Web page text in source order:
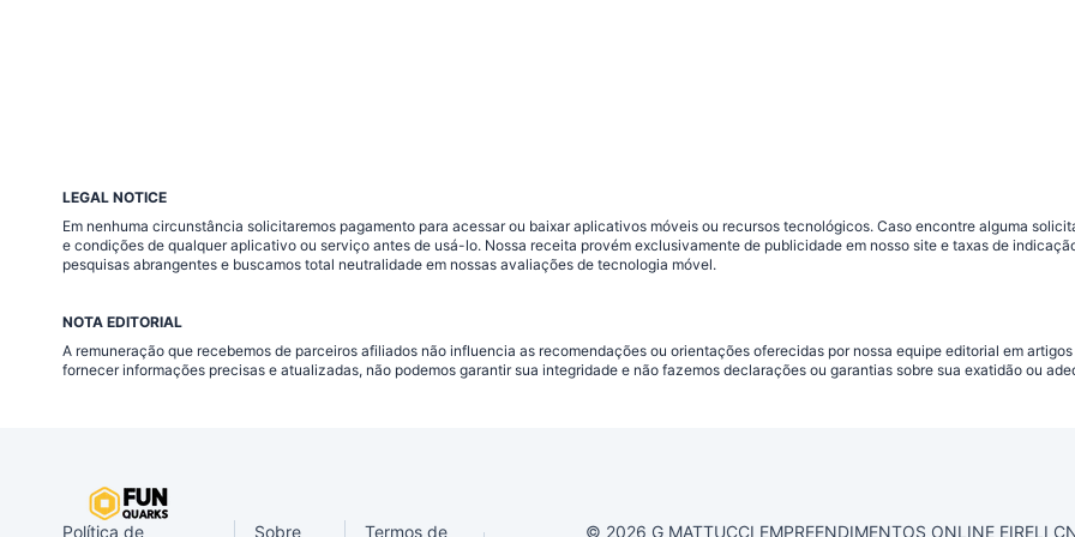
LEGAL NOTICE
Em nenhuma circunstância solicitaremos pagamento para acessar ou baixar aplicativos móveis ou recursos tecnológicos. Caso encontre alguma
e condições de qualquer aplicativo ou serviço antes de usá-lo. Nossa receita provém exclusivamente de publicidade em nosso site e taxas de
pesquisas abrangentes e buscamos total neutralidade em nossas avaliações de tecnologia móvel.
NOTA EDITORIAL
A remuneração que recebemos de parceiros afiliados não influencia as recomendações ou orientações oferecidas por nossa equipe editorial em
fornecer informações precisas e atualizadas, não podemos garantir sua integridade e não fazemos declarações ou garantias sobre sua exatidão ou
Política de Sobre Termos de © 2026 G MATTUCCI EMPREENDIMENTOS ONLINE